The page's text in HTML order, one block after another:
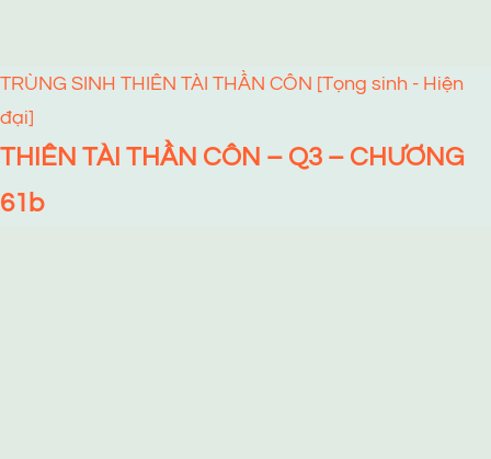
TRÙNG SINH THIÊN TÀI THẦN CÔN [Tọng sinh - Hiện
đại]
THIÊN TÀI THẦN CÔN – Q3 – CHƯƠNG
61b